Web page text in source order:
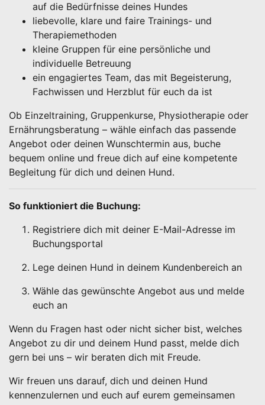
auf die Bedürfnisse deines Hundes
liebevolle, klare und faire Trainings- und
Therapiemethoden
kleine Gruppen für eine persönliche und
individuelle Betreuung
ein engagiertes Team, das mit Begeisterung,
Fachwissen und Herzblut für euch da ist
Ob Einzeltraining, Gruppenkurse, Physiotherapie oder
Ernährungsberatung – wähle einfach das passende
Angebot oder deinen Wunschtermin aus, buche
bequem online und freue dich auf eine kompetente
Begleitung für dich und deinen Hund.
So funktioniert die Buchung:
Registriere dich mit deiner E-Mail-Adresse im
Buchungsportal
Lege deinen Hund in deinem Kundenbereich an
Wähle das gewünschte Angebot aus und melde
euch an
Wenn du Fragen hast oder nicht sicher bist, welches
Angebot zu dir und deinem Hund passt, melde dich
gern bei uns – wir beraten dich mit Freude.
Wir freuen uns darauf, dich und deinen Hund
kennenzulernen und euch auf eurem gemeinsamen